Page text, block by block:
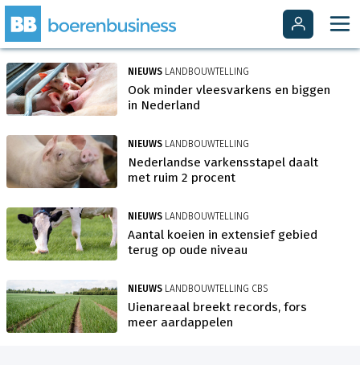
NIEUWS LANDBOUWTELLING
Ook minder vleesvarkens en biggen
in Nederland
NIEUWS LANDBOUWTELLING
Nederlandse varkensstapel daalt
met ruim 2 procent
NIEUWS LANDBOUWTELLING
Aantal koeien in extensief gebied
terug op oude niveau
NIEUWS LANDBOUWTELLING CBS
Uienareaal breekt records, fors
meer aardappelen